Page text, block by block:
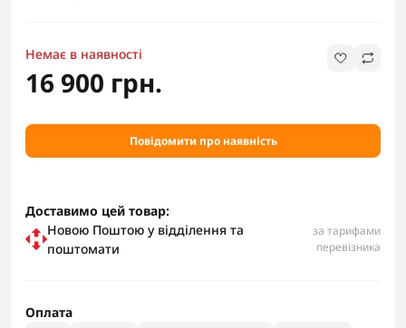
Немає в наявності
16 900 грн.
Повідомити про наявність
Доставимо цей товар:
Новою Поштою у відділення та
поштомати
за тарифами
перевізника
Оплата